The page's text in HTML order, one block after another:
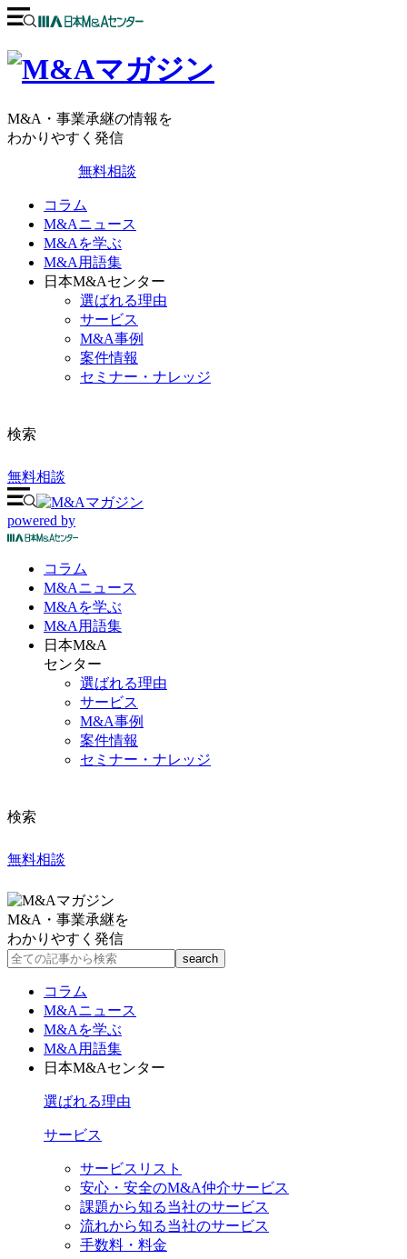
M&A・事業承継の情報を
わかりやすく発信
無料相談
コラム
M&Aニュース
M&Aを学ぶ
M&A用語集
日本M&Aセンター
選ばれる理由
サービス
M&A事例
案件情報
セミナー・ナレッジ
検索
無料相談
powered by
コラム
M&Aニュース
M&Aを学ぶ
M&A 用語集
日本M&A
センター
選ばれる理由
サービス
M&A事例
案件情報
セミナー・ナレッジ
検索
無料相談
M&A・事業承継を
わかりやすく発信
コラム
M&Aニュース
M&Aを学ぶ
M&A用語集
日本M&Aセンター
選ばれる理由
サービス
サービスリスト
安心・安全のM&A仲介サービス
課題から知る当社のサービス
流れから知る当社のサービス
手数料・料金